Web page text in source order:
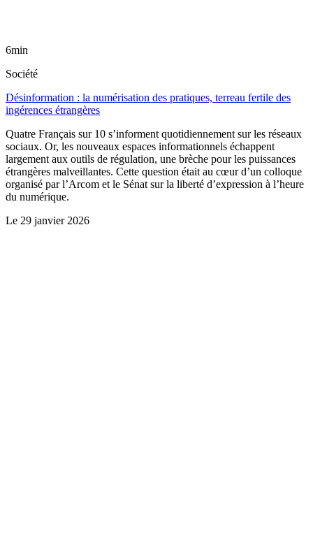
6min
Société
Désinformation : la numérisation des pratiques, terreau fertile des
ingérences étrangères
Quatre Français sur 10 s’informent quotidiennement sur les réseaux
sociaux. Or, les nouveaux espaces informationnels échappent
largement aux outils de régulation, une brèche pour les puissances
étrangères malveillantes. Cette question était au cœur d’un colloque
organisé par l’Arcom et le Sénat sur la liberté d’expression à l’heure
du numérique.
Le 29 janvier 2026